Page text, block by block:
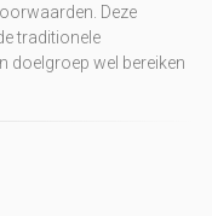
Deze
traditionele
doelgroep wel bereiken